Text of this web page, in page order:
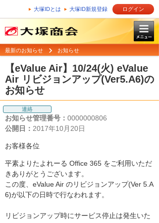
大塚IDとは 大塚ID新規登録 ログイン
最新のお知らせ お知らせ
【eValue Air】10/24(火) eValue
Air リビジョンアップ(Ver5.A6)の
お知らせ
連絡
お知らせ管理番号： 0000000806
公開日： 2017年10月20日
お客様各位
平素よりたよれーる Office 365 をご利用いただ
きありがとうございます。
この度、eValue Air のリビジョンアップ(Ver 5.A
6)が以下の日時で行なわれます。
リビジョンアップ時にサービス停止は発生いた